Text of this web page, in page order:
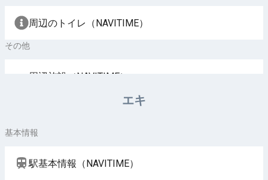
周辺のトイレ（NAVITIME）
その他
周辺施設（NAVITIME）
エキ
基本情報
駅基本情報（NAVITIME）